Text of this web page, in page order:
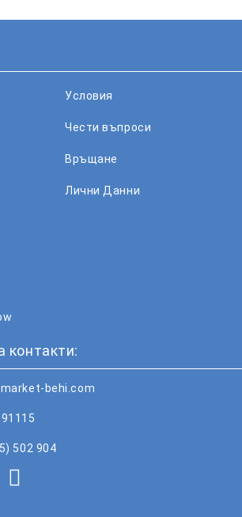
Условия
Чести въпроси
Връщане
Лични Данни
контакти:
behi.com
502 904